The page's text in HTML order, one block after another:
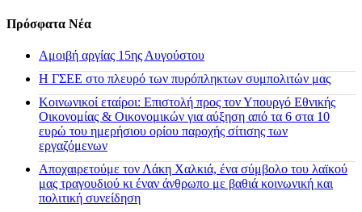
Πρόσφατα Νέα
Αμοιβή αργίας 15ης Αυγούστου
H ΓΣΕΕ στο πλευρό των πυρόπληκτων συμπολιτών μας
Κοινωνικοί εταίροι: Επιστολή προς τον Υπουργό Εθνικής
Οικονομίας & Οικονομικών για αύξηση από τα 6 στα 10
ευρώ του ημερήσιου ορίου παροχής σίτισης των
εργαζόμενων
Αποχαιρετούμε τον Λάκη Χαλκιά, ένα σύμβολο του λαϊκού
μας τραγουδιού κι έναν άνθρωπο με βαθιά κοινωνική και
πολιτική συνείδηση